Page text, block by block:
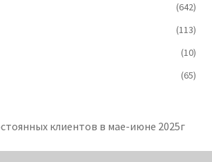
(642)
(113)
(10)
(65)
клиентов в мае-июне 2025г